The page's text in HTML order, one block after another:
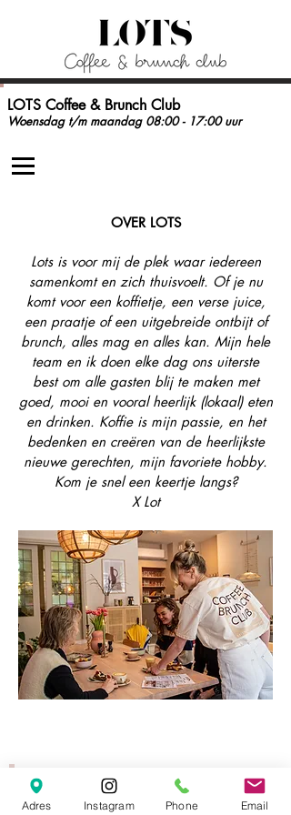
LOTS Coffee & Brunch Cl ub
Woensdag t/m maandag 08:00 - 17:00 uur
OVER LOTS
Lots is voor mij de plek waar iedereen
samenkomt en zich thuisvoelt. Of je nu
komt voor een koffietje, een verse juice,
een praatje of een uitgebreide ontbijt of
brunch, alles mag en alles kan. Mijn hele
team en ik doen elke dag ons uiterste
best om alle gasten blij te maken met
goed, mooi en vooral heerlijk (lokaal) eten
en drinken. Koffie is mijn passie, en het
bedenken en creëren van de heerlijkste
nieuwe gerechten, mijn favoriete hobby.
Kom je snel een keertje langs?
X Lot
Adres Instagram Phone Email